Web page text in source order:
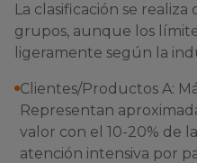
La clasificación se
grupos, aunque los
ligeramente según la
Clientes/Productos A:
Representan
valor con el 10-20% de
atención intensiva por